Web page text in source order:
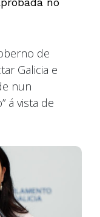
de
Galicia e
nun
á vista de